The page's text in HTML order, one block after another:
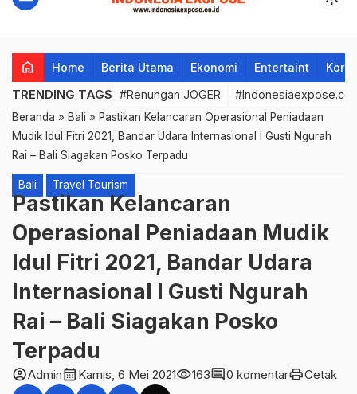
home Home Berita Utama Ekonomi Entertaint
TRENDING TAGS #Renungan JOGER
Beranda » Bali » Pastikan Kelancaran Operasional Peniadaan
Mudik Idul Fitri 2021, Bandar Udara Internasional I Gusti Ngurah
Rai – Bali Siagakan Posko Terpadu
Bali Travel Tourism
Pastikan Kelancaran
Operasional Peniadaan Mudik
Idul Fitri 2021, Bandar Udara
Internasional I Gusti Ngurah
Rai – Bali Siagakan Posko
Terpadu
account_circleAdmincalendar_month Kamis, 6 Mei 2021visibility163comment0 komentarprintCetak